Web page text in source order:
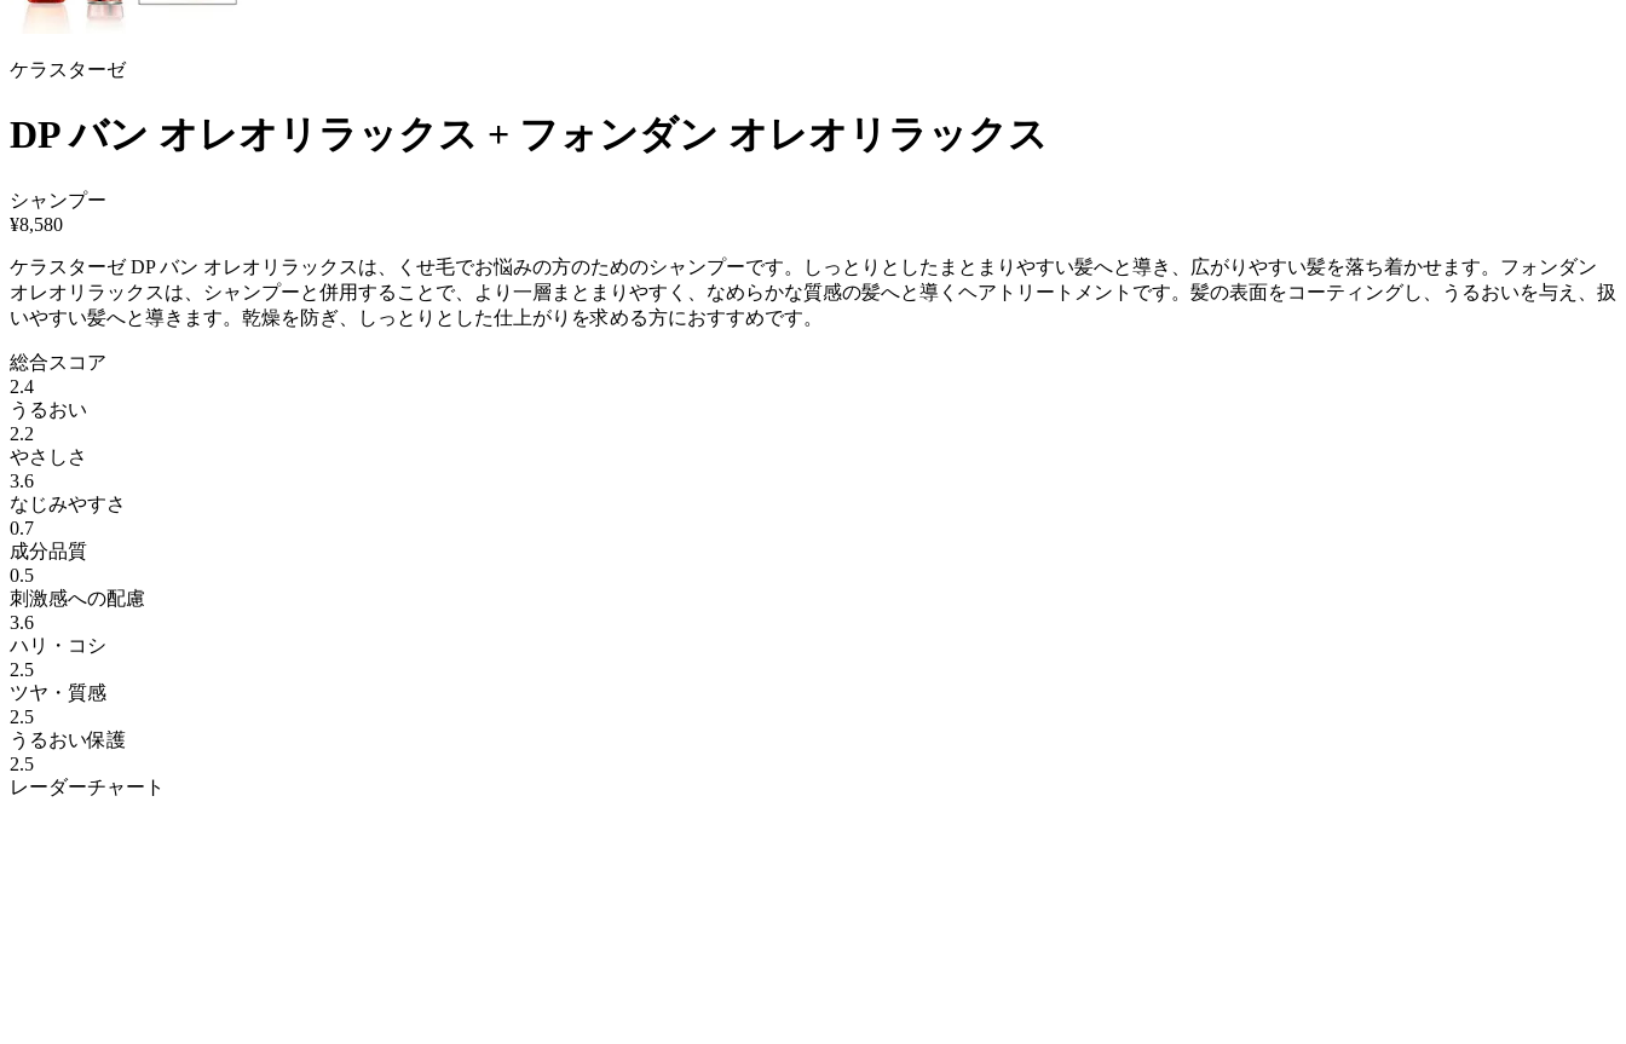
ケラスターゼ
DP バン オレオリラックス + フォンダン オレオリラックス
シャンプー
¥8,580
ケラスターゼ DP バン オレオリラックスは、くせ毛でお悩みの方のためのシャンプーです。しっとりとしたまとまりやすい髪へと導き、広がりやすい髪を落ち着かせます。フォンダン
オレオリラックスは、シャンプーと併用することで、より一層まとまりやすく、なめらかな質感の髪へと導くヘアトリートメントです。髪の表面をコーティングし、うるおいを与え、扱
いやすい髪へと導きます。乾燥を防ぎ、しっとりとした仕上がりを求める方におすすめです。
総合スコア
2.4
うるおい
2.2
やさしさ
3.6
なじみやすさ
0.7
成分品質
0.5
刺激感への配慮
3.6
ハリ・コシ
2.5
ツヤ・質感
2.5
うるおい保護
2.5
レーダーチャート